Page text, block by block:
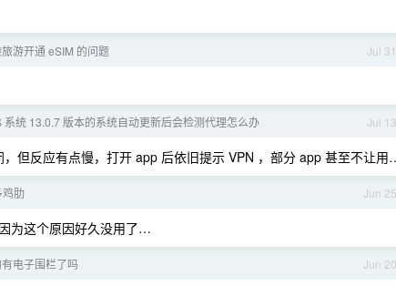
Jul 31
游开通 eSIM 的问题
Jul 13
系统 13.0.7 版本的系统自动更新后会检测代理怎么办
但反应有点慢，打开 app 后依旧提示 VPN ，部分 app 甚至不让
Jun 25
肋
为这个原因好久没用了…
Jun 20
电子围栏了吗